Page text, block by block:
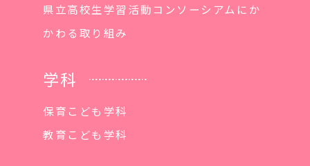
県立高校生学習活動コンソーシアムにか
かわる取り組み
学科
保育こども学科
教育こども学科